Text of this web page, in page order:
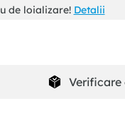
de loializare! Detalii
Verificare